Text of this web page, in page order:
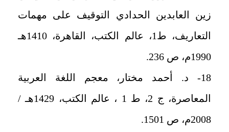
زين العابدين الحدادي التوقيف على مهمات
التعاريف، ط1، عالم الكتب، القاهرة، 1410هـ
1990م، ص 236.
18- د. أحمد مختار، معجم اللغة العربية
المعاصرة، ج 2، ط 1 ، عالم الكتب، 1429هـ /
2008م، ص 1501.